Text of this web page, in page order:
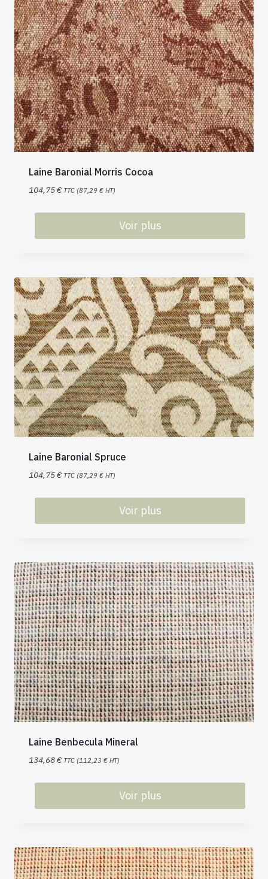
Laine Baronial Morris Cocoa
104,75€ TTC (87,29 € HT)
Voir plus
Laine Baronial Spruce
104,75€ TTC (87,29 € HT)
Voir plus
Laine Benbecula Mineral
134,68€ TTC (112,23 € HT)
Voir plus